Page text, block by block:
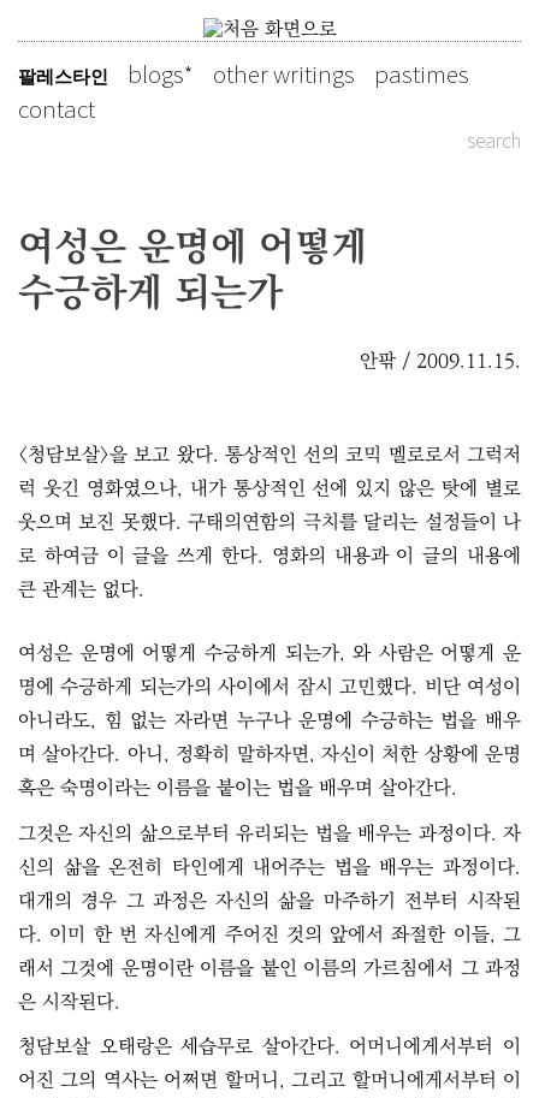
Skip
to
content
slowly as possible
팔레스타인 blogs other writings
pastimes
contact
search
여성은 운명에 어떻게
수긍하게 되는가
안팎 / 2009.11.15.
<청담보살>을 보고 왔다. 통상적인 선의 코믹 멜로로서 그럭저
럭 웃긴 영화였으나, 내가 통상적인 선에 있지 않은 탓에 별로
웃으며 보진 못했다. 구태의연함의 극치를 달리는 설정들이 나
로 하여금 이 글을 쓰게 한다. 영화의 내용과 이 글의 내용에
큰 관계는 없다.
여성은 운명에 어떻게 수긍하게 되는가, 와 사람은 어떻게 운
명에 수긍하게 되는가의 사이에서 잠시 고민했다. 비단 여성이
아니라도, 힘 없는 자라면 누구나 운명에 수긍하는 법을 배우
며 살아간다. 아니, 정확히 말하자면, 자신이 처한 상황에 운명
혹은 숙명이라는 이름을 붙이는 법을 배우며 살아간다.
그것은 자신의 삶으로부터 유리되는 법을 배우는 과정이다. 자
신의 삶을 온전히 타인에게 내어주는 법을 배우는 과정이다.
대개의 경우 그 과정은 자신의 삶을 마주하기 전부터 시작된
다. 이미 한 번 자신에게 주어진 것의 앞에서 좌절한 이들, 그
래서 그것에 운명이란 이름을 붙인 이름의 가르침에서 그 과정
은 시작된다.
청담보살 오태랑은 세습무로 살아간다. 어머니에게서부터 이
어진 그의 역사는 어쩌면 할머니, 그리고 할머니에게서부터 이